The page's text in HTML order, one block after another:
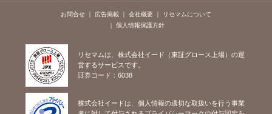
お問合せ 広告掲載 会社概要
リセマムについて
個人情報保護方針
リセマムは、株式会社イード（東証グロース上場）の運
営するサービスです。
証券コード：6038
株式会社イードは、個人情報の適切な取扱いを行う事業